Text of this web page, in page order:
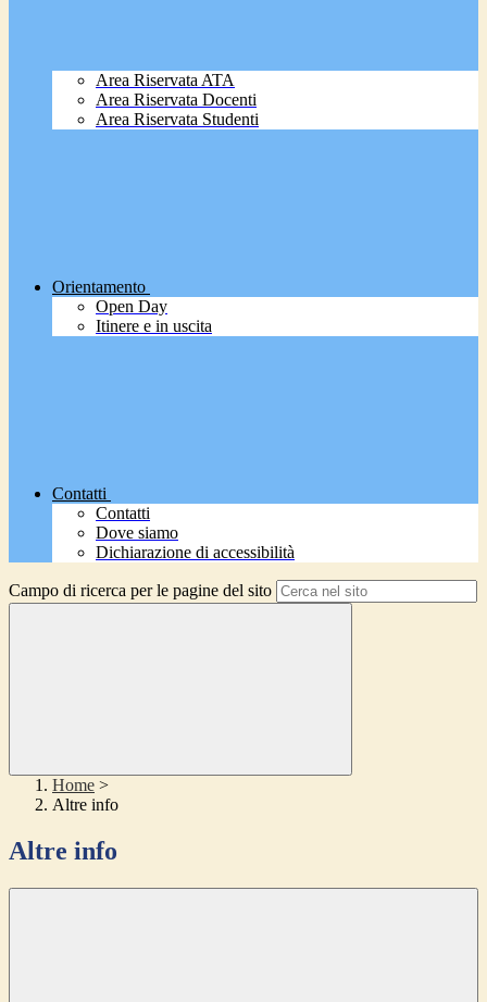
Area Riservata ATA
Area Riservata Docenti
Area Riservata Studenti
Orientamento
Open Day
Itinere e in uscita
Contatti
Contatti
Dove siamo
Dichiarazione di accessibilità
Campo di ricerca per le pagine del sito
Home >
Altre info
Altre info